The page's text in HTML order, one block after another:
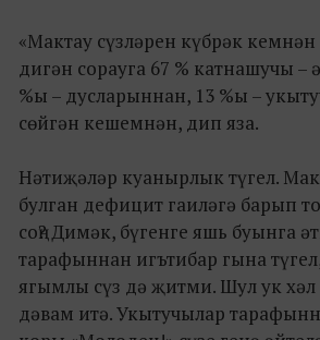
«Мактау сүзләрен күбрәк кемнән
дигән сорауга 67 % катнашучы –
%ы – дусларыннан, 13 %ы –
сөйгән кешемнән, дип яза.
Нәтиҗәләр куанырлык түгел.
булган дефицит гаиләгә барып
соң? Димәк, бүгенге яшь буынга
тарафыннан игътибар гына
ягымлы сүз дә җитми. Шул ук хәл
дәвам итә. Укытучылар